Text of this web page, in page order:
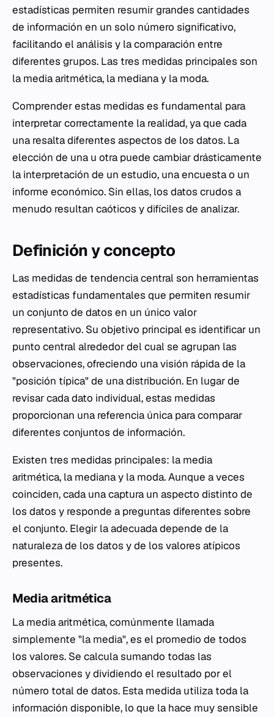
estadísticas permiten resumir grandes cantidades
de información en un solo número significativo,
facilitando el análisis y la comparación entre
diferentes grupos. Las tres medidas principales son
la media aritmética, la mediana y la moda.
Comprender estas medidas es fundamental para
interpretar correctamente la realidad, ya que cada
una resalta diferentes aspectos de los datos. La
elección de una u otra puede cambiar drásticamente
la interpretación de un estudio, una encuesta o un
informe económico. Sin ellas, los datos crudos a
menudo resultan caóticos y difíciles de analizar.
Definición y concepto
Las medidas de tendencia central son herramientas
estadísticas fundamentales que permiten resumir
un conjunto de datos en un único valor
representativo. Su objetivo principal es identificar un
punto central alrededor del cual se agrupan las
observaciones, ofreciendo una visión rápida de la
"posición típica" de una distribución. En lugar de
revisar cada dato individual, estas medidas
proporcionan una referencia única para comparar
diferentes conjuntos de información.
Existen tres medidas principales: la media
aritmética, la mediana y la moda. Aunque a veces
coinciden, cada una captura un aspecto distinto de
los datos y responde a preguntas diferentes sobre
el conjunto. Elegir la adecuada depende de la
naturaleza de los datos y de los valores atípicos
presentes.
Media aritmética
La media aritmética, comúnmente llamada
simplemente "la media", es el promedio de todos
los valores. Se calcula sumando todas las
observaciones y dividiendo el resultado por el
número total de datos. Esta medida utiliza toda la
información disponible, lo que la hace muy sensible